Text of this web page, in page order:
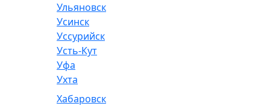
Ульяновск
Усинск
Уссурийск
Усть-Кут
Уфа
Ухта
Хабаровск